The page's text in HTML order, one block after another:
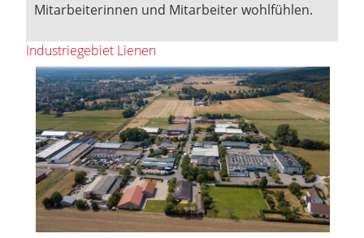
Mitarbeiterinnen und Mitarbeiter wohlfühlen.
Industriegebiet Lienen